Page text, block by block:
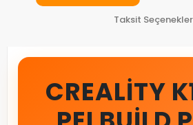
Taksit
CREALITY